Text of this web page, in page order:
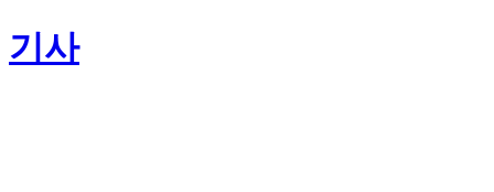
기사